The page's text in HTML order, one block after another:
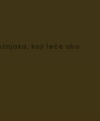
koji leče oko